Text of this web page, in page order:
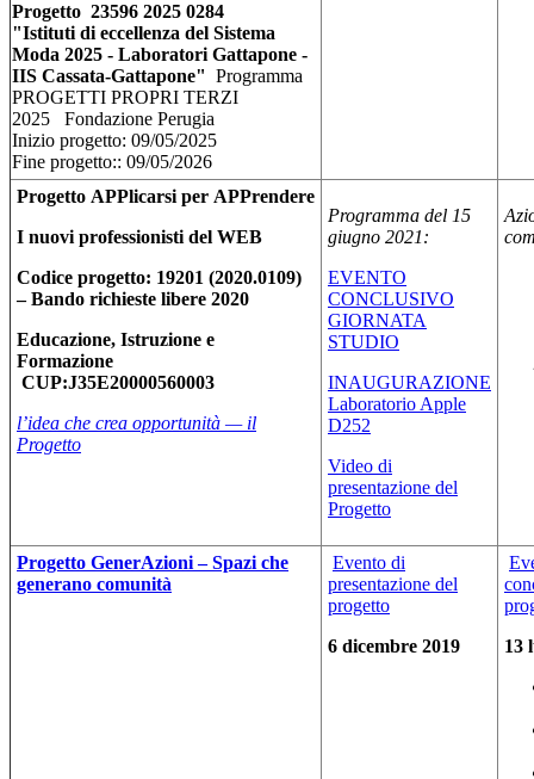
Progetto 23596 2025 0284
"Istituti di eccellenza del Sistema
Moda 2025 - Laboratori Gattapone -
IIS Cassata-Gattapone" Programma
PROGETTI PROPRI TERZI
2025
Fondazione Perugia
Inizio progetto: 09/05/2025
Fine progetto:: 09/05/2026
Progetto APPlicarsi per APPrendere
I nuovi professionisti del WEB
Codice progetto: 19201 (2020.0109)
– Bando richieste libere 2020
Educazione, Istruzione e
Formazione
CUP:J35E20000560003
l’idea che crea opportunità — il
Progetto
Programma del 15
giugno 2021:
EVENTO
CONCLUSIVO
GIORNATA
STUDIO
INAUGURAZIONE
Laboratorio Apple
D252
Video di
presentazione del
Progetto
Progetto GenerAzioni – Spazi che
generano comunità
Evento di
presentazione del
progetto
6 dicembre 2019
13